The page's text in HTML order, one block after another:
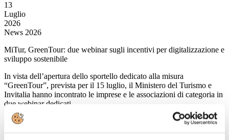
13
Luglio
2026
News 2026
MiTur, GreenTour: due webinar sugli incentivi per digitalizzazione e
sviluppo sostenibile
In vista dell’apertura dello sportello dedicato alla misura
“GreenTour”, prevista per il 15 luglio, il Ministero del Turismo e
Invitalia hanno incontrato le imprese e le associazioni di categoria in
due webinar dedicati.
Leggi tutto...